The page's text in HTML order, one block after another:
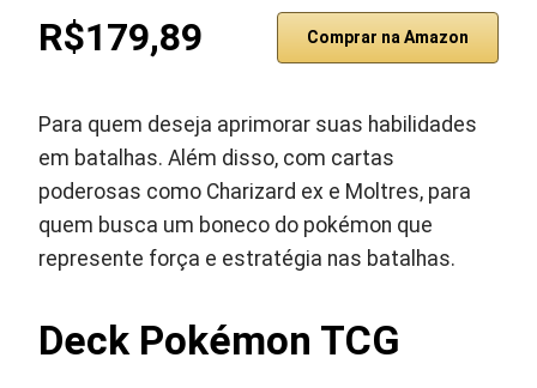
R$179,89 Comprar na Amazon
Para quem deseja aprimorar suas habilidades
em batalhas. Além disso, com cartas
poderosas como Charizard ex e Moltres, para
quem busca um boneco do pokémon que
represente força e estratégia nas batalhas.
Deck Pokémon TCG